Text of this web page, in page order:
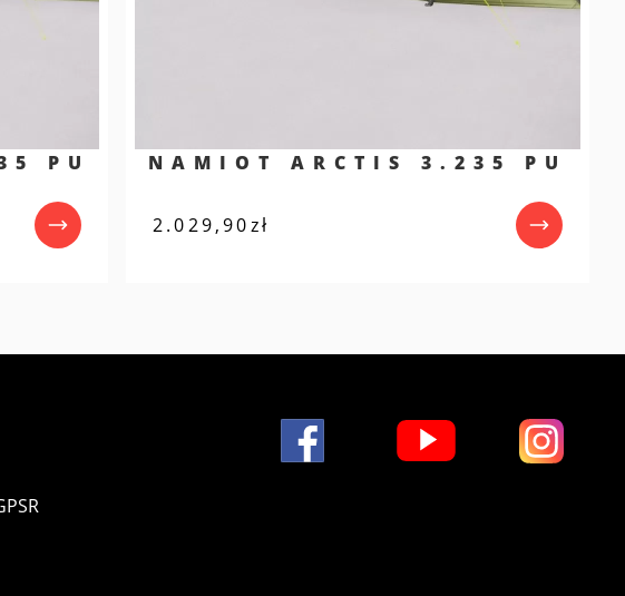
PU NAMIOT ARCTIS 3.235 PU
2.029,90zł